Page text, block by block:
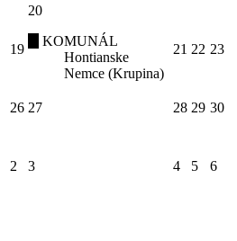
19
20
KOMUNÁL
Hontianske
Nemce (Krupina)
21 22 23
26 27 28 29 30
2 3 4 5 6